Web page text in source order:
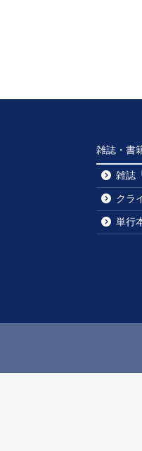
雑誌・書
雑誌
クラ
単行